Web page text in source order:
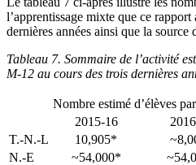
l’apprentissage mixte que ce rapport
dernières années ainsi que la source
Tableau 7. Sommaire de l’activité
M-12 au cours des trois dernières
Nombre estimé d’élèves
2015-16
T.-N.-L
10,905*
N.-E
~54,000*